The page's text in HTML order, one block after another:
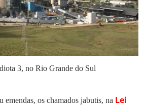
3, no Rio Grande do Sul
emendas, os chamados jabutis, na Lei